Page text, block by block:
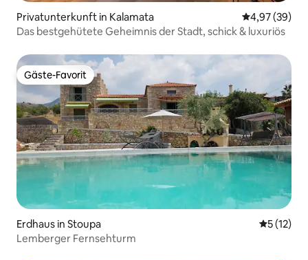
Privatunterkunft in Kalamata
4,97 (39)
Das bestgehütete Geheimnis der Stadt, schick & luxuriös
Gäste-Favorit
Gäste-Favorit
Erdhaus in Stoupa
5 (12)
Lemberger Fernsehturm